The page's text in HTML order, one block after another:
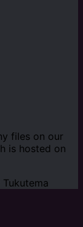
files on our
is hosted on
Tukutema